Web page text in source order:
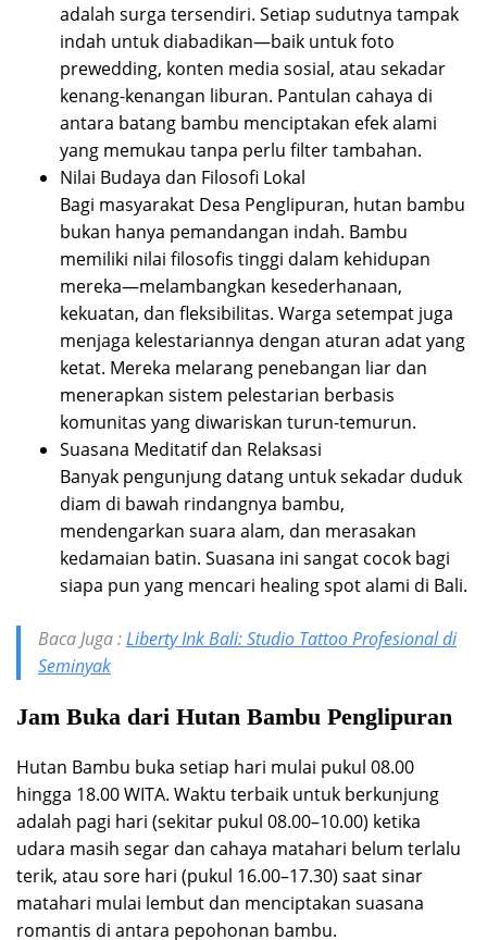
adalah surga tersendiri. Setiap sudutnya tampak
indah untuk diabadikan—baik untuk foto
prewedding, konten media sosial, atau sekadar
kenang-kenangan liburan. Pantulan cahaya di
antara batang bambu menciptakan efek alami
yang memukau tanpa perlu filter tambahan.
Nilai Budaya dan Filosofi Lokal
Bagi masyarakat Desa Penglipuran, hutan bambu
bukan hanya pemandangan indah. Bambu
memiliki nilai filosofis tinggi dalam kehidupan
mereka—melambangkan kesederhanaan,
kekuatan, dan fleksibilitas. Warga setempat juga
menjaga kelestariannya dengan aturan adat yang
ketat. Mereka melarang penebangan liar dan
menerapkan sistem pelestarian berbasis
komunitas yang diwariskan turun-temurun.
Suasana Meditatif dan Relaksasi
Banyak pengunjung datang untuk sekadar duduk
diam di bawah rindangnya bambu,
mendengarkan suara alam, dan merasakan
kedamaian batin. Suasana ini sangat cocok bagi
siapa pun yang mencari healing spot alami di Bali.
Baca Juga :Liberty Ink Bali: Studio Tattoo Profesional di
Seminyak
Jam Buka dari Hutan Bambu Penglipuran
Hutan Bambu buka setiap hari mulai pukul 08.00
hingga 18.00 WITA. Waktu terbaik untuk berkunjung
adalah pagi hari (sekitar pukul 08.00–10.00) ketika
udara masih segar dan cahaya matahari belum terlalu
terik, atau sore hari (pukul 16.00–17.30) saat sinar
matahari mulai lembut dan menciptakan suasana
romantis di antara pepohonan bambu.